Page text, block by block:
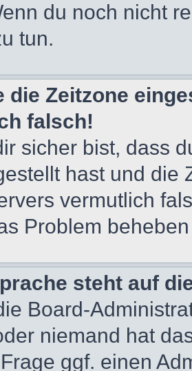
du noch nicht
tun.
die Zeitzone
falsch!
sicher bist, dass
hast und die
vermutlich
Problem
steht auf
Board-
niemand hat
ggf. einen